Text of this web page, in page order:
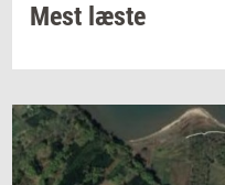
Mest læste